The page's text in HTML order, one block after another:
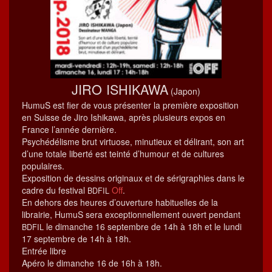
JIRO ISHIKAWA (Japon)
HumuS est fier de vous présen­ter la pre­mière expo­si­tion
en Suisse de Jiro Ishikawa, après plusieurs expos en
France l’an­née dernière.
Psy­chédélisme brut vir­tu­ose, minu­tieux et déli­rant, son art
d’une totale lib­erté est tein­té d’hu­mour et de cul­tures
populaires.
Expo­si­tion de dessins orig­in­aux et de séri­gra­phies dans le
cadre du fes­ti­val BDFIL Off.
En dehors des heures d’ou­ver­ture habituelles de la
librairie, HumuS sera excep­tion­nelle­ment ouvert pen­dant
BDFIL le dimanche 16 sep­tem­bre de 14h à 18h et le lun­di
17 sep­tem­bre de 14h à 18h.
Entrée libre
Apéro le dimanche 16 de 16h à 18h.